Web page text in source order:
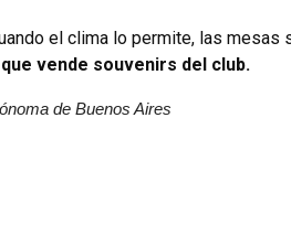
el clima lo permite, las mesas
vende souvenirs del club.
de Buenos Aires